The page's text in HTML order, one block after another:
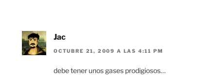
Jac
OCTUBRE 21, 2009 A LAS 4:11 PM
debe tener unos gases prodigiosos…